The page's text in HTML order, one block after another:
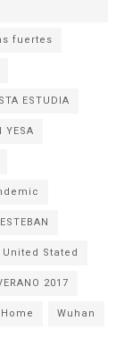
fuertes
ESTUDIA
YESA
United Stated
2017
Wuhan